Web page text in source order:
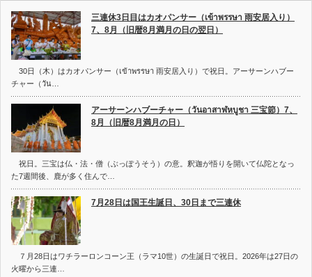
三連休3日目はカオパンサー（เข้าพรรษา 雨安居入り）
7、8月（旧暦8月満月の日の翌日）
30日（木）はカオパンサー（เข้าพรรษา 雨安居入り）で祝日。アーサーンハブー
チャー（วัน…
アーサーンハブーチャー（วันอาสาฬหบูชา 三宝節）7、
8月（旧暦8月満月の日）
祝日。三宝は仏・法・僧（ぶっぽうそう）の意。釈迦が悟りを開いて仏陀となっ
た7週間後、鹿が多く住んで…
7月28日は国王生誕日、30日まで三連休
７月28日はワチラーロンコーン王（ラマ10世）の生誕日で祝日。2026年は27日の
火曜から三連…